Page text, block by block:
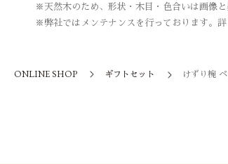
※天然木のため、形状・木目・色合いは画像と
※弊社ではメンテナンスを行っております。詳
ONLINE SHOP ギフトセット けずり椀